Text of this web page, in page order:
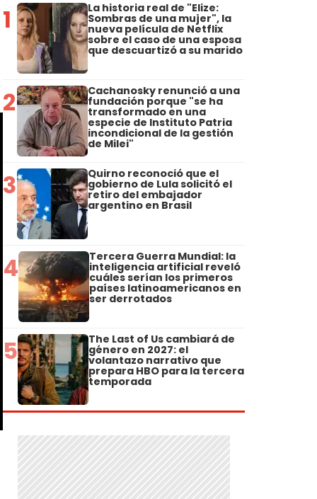
1 La historia real de "Elize:
Sombras de una mujer", la
nueva película de Netflix
sobre el caso de una esposa
que descuartizó a su marido
2 Cachanosky renunció a una
fundación porque "se ha
transformado en una
especie de Instituto Patria
incondicional de la gestión
de Milei"
3 Quirno reconoció que el
gobierno de Lula solicitó el
retiro del embajador
argentino en Brasil
4 Tercera Guerra Mundial: la
inteligencia artificial reveló
cuáles serían los primeros
países latinoamericanos en
ser derrotados
5 The Last of Us cambiará de
género en 2027: el
volantazo narrativo que
prepara HBO para la tercera
temporada